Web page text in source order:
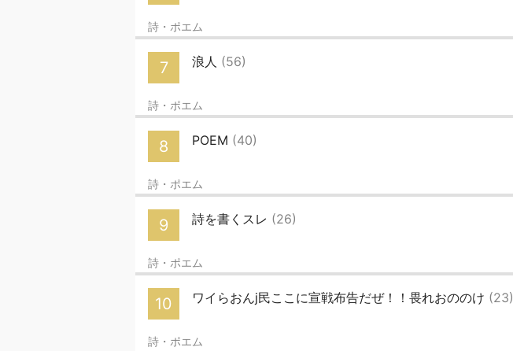
詩・ポエム
7 浪人 (56)
詩・ポエム
8 POEM (40)
詩・ポエム
9 詩を書くスレ (26)
詩・ポエム
10 ワイらおんj民ここに宣戦布告だぜ！！畏れおののけ (23)
詩・ポエム